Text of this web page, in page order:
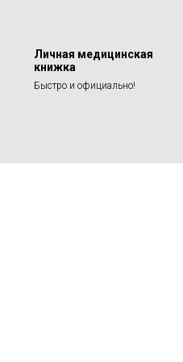
Личная медицинская
книжка
Быстро и официально!